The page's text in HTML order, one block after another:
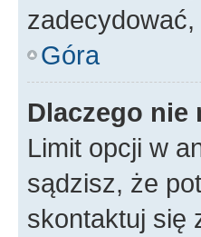
Góra
Dlaczego
Limit opcji w
sądzisz, że
skontaktuj się